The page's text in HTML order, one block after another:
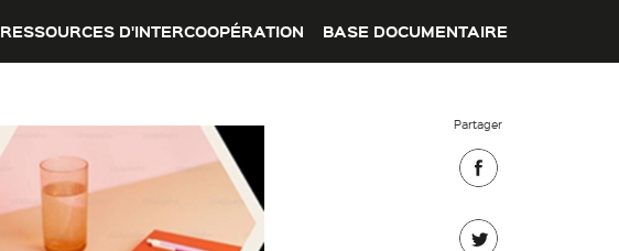
RESSOURCES D'INTERCOOPÉRATION BASE DOCUMENTAIRE
Partager
sur